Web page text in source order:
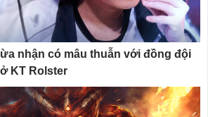
nhận có mâu thuẫn với đồng đội
KT Rolster